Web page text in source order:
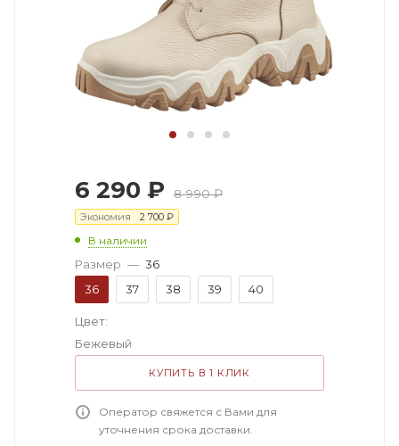
6 290 ₽ 8 990₽
Экономия 2 700 ₽
В наличии
Размер — 36
36
37 38 39 40
Цвет:
Бежевый
КУПИТЬ В 1 КЛИК
Оператор свяжется с Вами для
уточнения срока доставки.